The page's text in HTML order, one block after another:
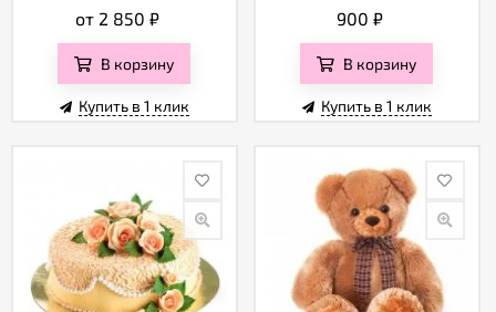
от 2 850₽
В корзину
Купить в 1 клик
900₽
В корзину
Купить в 1 клик